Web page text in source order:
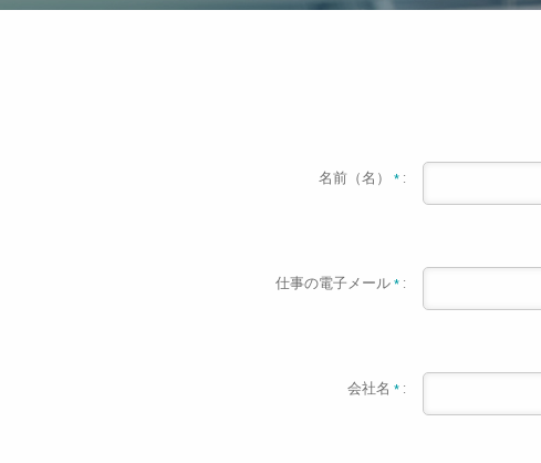
名前（名） * :
仕事の電子メール * :
会社名 * :